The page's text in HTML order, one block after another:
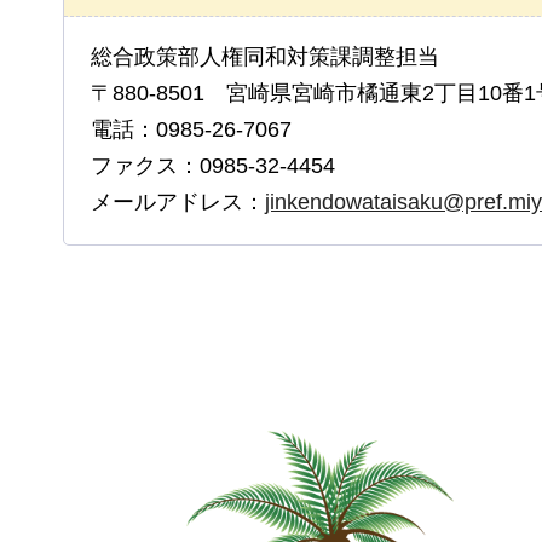
総合政策部人権同和対策課調整担当
〒880-8501 宮崎県宮崎市橘通東2丁目10番1
電話：0985-26-7067
ファクス：0985-32-4454
メールアドレス：